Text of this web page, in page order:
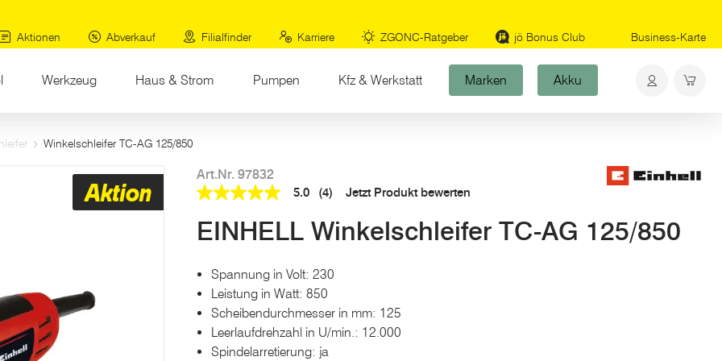
Aktionen
Abverkauf Filialfinder Karriere ZGONC-Ratgeber jö Bonus Club Business-Karte
Werkzeug Haus & Strom Pumpen Kfz & Werkstatt Marken Akku
Winkelschleifer TC-AG 125/850
Aktion
Art.Nr. 97832
5.0
of
5
rating
value.
Read
4
Reviews.
Link
auf
5.0 (4) Jetzt Produkt bewerten
EINHELL Winkelschleifer TC-AG 125/850
Spannung in Volt: 230
Leistung in Watt: 850
Scheibendurchmesser in mm: 125
Leerlaufdrehzahl in U/min.: 12.000
Spindelarretierung: ja